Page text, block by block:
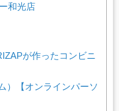
和光店
が作ったコンビニ
）【オンラインパーソ